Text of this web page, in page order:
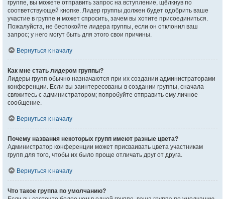
группе, вы можете отправить запрос на вступление, щёлкнув по
соответствующей кнопке. Лидер группы должен будет одобрить ваше
участие в группе и может спросить, зачем вы хотите присоединиться.
Пожалуйста, не беспокойте лидера группы, если он отклонил ваш
запрос; у него могут быть для этого свои причины.
Вернуться к началу
Как мне стать лидером группы?
Лидеры групп обычно назначаются при их создании администраторами
конференции. Если вы заинтересованы в создании группы, сначала
свяжитесь с администратором; попробуйте отправить ему личное
сообщение.
Вернуться к началу
Почему названия некоторых групп имеют разные цвета?
Администратор конференции может присваивать цвета участникам
групп для того, чтобы их было проще отличать друг от друга.
Вернуться к началу
Что такое группа по умолчанию?